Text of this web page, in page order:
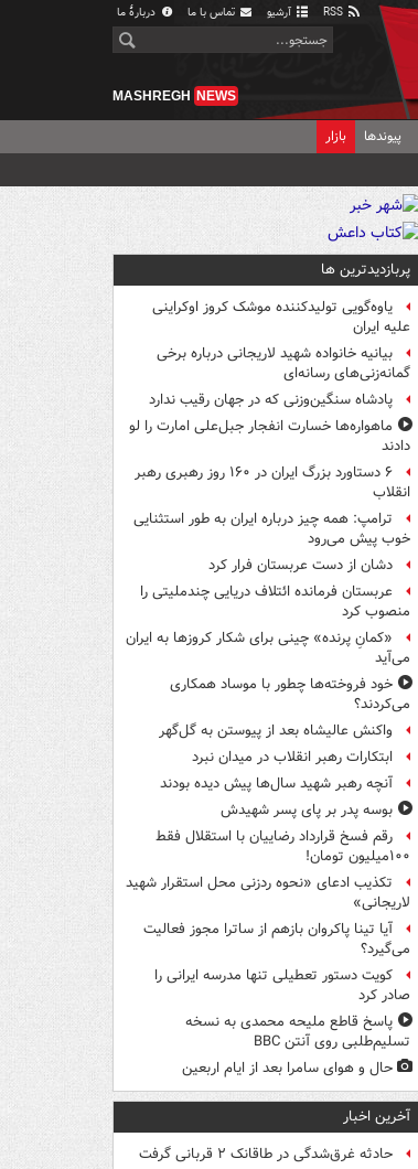
آرشیو تماس با ما دربارهٔ ما
MASHREGH NEWS
پیوندها بازار
پربازدیدترین ها
یاوه‌گویی تولیدکننده موشک کروز اوکراینی
علیه ایران
بیانیه خانواده شهید لاریجانی درباره برخی
گمانه‌زنی‌های رسانه‌ای
پادشاه سنگین‌وزنی که در جهان رقیب ندارد
ماهواره‌ها خسارت انفجار جبل‌علی امارت را لو
دادند
۶ دستاورد بزرگ ایران در ۱۶۰ روز رهبری رهبر
انقلاب
ترامپ: همه چیز درباره ایران به طور استثنایی
خوب پیش می‌رود
دشان از دست عربستان فرار کرد
عربستان فرمانده ائتلاف دریایی چندملیتی را
منصوب کرد
«کمانِ پرنده» چینی برای شکار کروزها به ایران
می‌آید
خود فروخته‌ها چطور با موساد همکاری
می‌کردند؟
واکنش عالیشاه بعد از پیوستن به گل‌گهر
ابتکارات رهبر انقلاب در میدان نبرد
آنچه رهبر شهید سال‌ها پیش دیده بودند
بوسه‌ پدر بر پای پسر شهیدش
رقم فسخ قرارداد رضاییان با استقلال فقط
۱۰۰میلیون تومان!
تکذیب ادعای «نحوه ردزنی محل استقرار شهید
لاریجانی»
آیا تینا پاکروان بازهم از ساترا مجوز فعالیت
می‌گیرد؟
کویت دستور تعطیلی تنها مدرسه ایرانی را
صادر کرد
پاسخ قاطع ملیحه محمدی به نسخه
تسلیم‌طلبی روی آنتن BBC
حال و هوای سامرا بعد از ایام اربعین
آخرین اخبار
حادثه غرق‌شدگی در طاقانک ۲ قربانی گرفت